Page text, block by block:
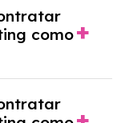
por
revisar
con un
como
de solvencia